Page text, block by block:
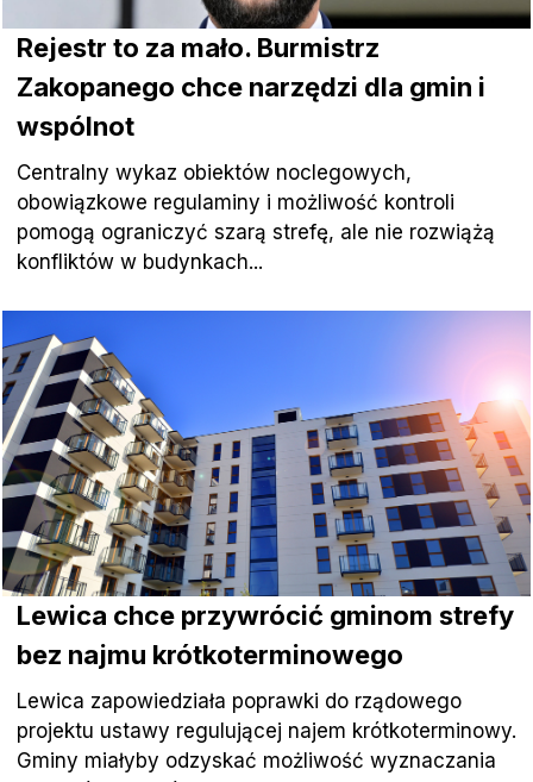
Rejestr to za mało. Burmistrz
Zakopanego chce narzędzi dla gmin i
wspólnot
Centralny wykaz obiektów noclegowych,
obowiązkowe regulaminy i możliwość kontroli
pomogą ograniczyć szarą strefę, ale nie rozwiążą
konfliktów w budynkach...
Lewica chce przywrócić gminom strefy
bez najmu krótkoterminowego
Lewica zapowiedziała poprawki do rządowego
projektu ustawy regulującej najem krótkoterminowy.
Gminy miałyby odzyskać możliwość wyznaczania